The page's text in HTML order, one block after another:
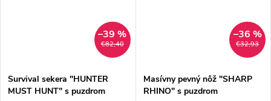
€82,40
–39 %
Survival sekera "HUNTER
MUST HUNT" s puzdrom
€32,93
–36 %
Masívny pevný nôž "SHARP
RHINO" s puzdrom